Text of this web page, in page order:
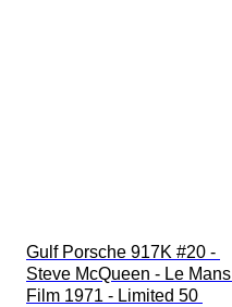
Gulf Porsche 917K #20 -
Steve McQueen - Le Mans
Film 1971 - Limited 50